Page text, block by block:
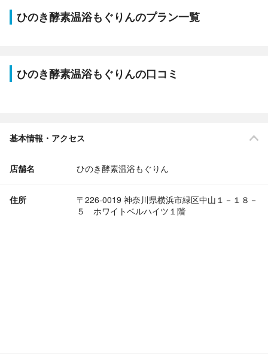
ひのき酵素温浴もぐりんのプラン一覧
ひのき酵素温浴もぐりんの口コミ
基本情報・アクセス
店舗名 ひのき酵素温浴もぐりん
住所
〒226-0019 神奈川県横浜市緑区中山１－１８－
５ ホワイトベルハイツ１階